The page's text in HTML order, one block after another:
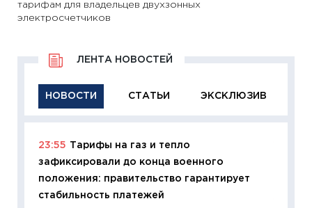
тарифам для владельцев двухзонных
электросчетчиков
НОВОСТИ СТАТЬИ ЭКСКЛЮЗИВ
ЛЕНТА НОВОСТЕЙ
23:55 Тарифы на газ и тепло
зафиксировали до конца военного
положения: правительство гарантирует
стабильность платежей